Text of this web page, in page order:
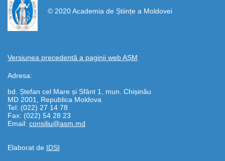
© 2020 Academia de Științe a Moldovei
Versiunea precedentă a paginii web AȘM
Adresa:
bd. Ștefan cel Mare și Sfânt 1, mun. Chișinău
MD 2001, Republica Moldova
Tel: (022) 27 14 78
Fax: (022) 54 28 23
Email: consiliu@asm.md
Elaborat de IDSI